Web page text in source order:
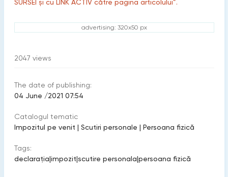
SURSEI și cu LINK ACTIV către pagina articolului”.
advertising: 320x50 px
2047 views
The date of publishing:
04 June /2021 07:54
Catalogul tematic
Impozitul pe venit | Scutiri personale | Persoana fizică
Tags:
declaraţia|impozit|scutire personala|persoana fizică